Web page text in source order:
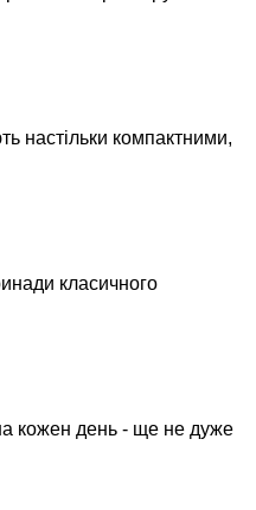
настільки компактними,
класичного
кожен день - ще не дуже